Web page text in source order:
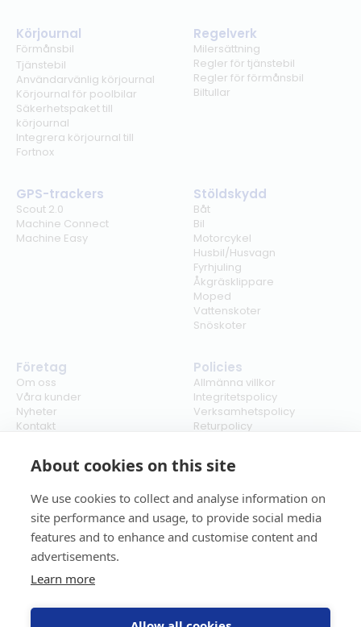
About cookies on this site
We use cookies to collect and analyse information on
site performance and usage, to provide social media
features and to enhance and customise content and
advertisements.
Learn more
Körjournal
Förmånsbil
Tjänstebil
Användarvänlig körjournal
Körjournal för poolbilar
Säkerhetspaket till
körjournal
Integrera körjournal till
Fortnox
Regelverk
Milersättning
Regler för tjänstebil
Regler för förmånsbil
Biltullar
GPS-trackers
Scout 2.0
Machine Connect
Machine Easy
Stöldskydd
Båt
Bil
Motorcykel
Husbil/Husvagn
Fyrhjuling
Åkgräsklippare
Moped
Vattenskoter
Snöskoter
Företag
Om oss
Våra kunder
Nyheter
Kontakt
Policies
Allmänna villkor
Integritetspolicy
Verksamhetspolicy
Returpolicy
Cookies